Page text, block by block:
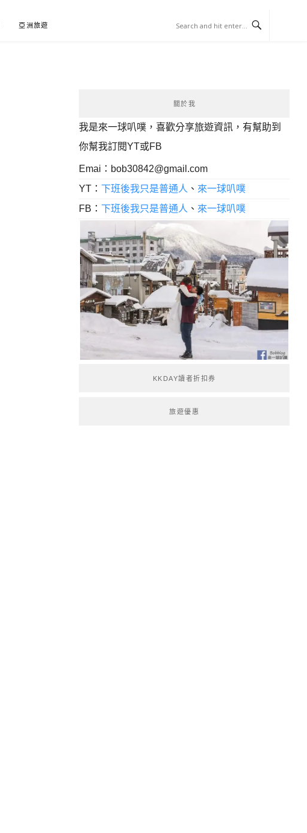
亞洲旅遊
關於我
我是來一球叭噗，喜歡分享旅遊資訊，有幫助到
你幫我訂閱YT或FB
Emai： bob30842@gmail.com
YT：下班後我只是普通人 、 來一球叭噗
FB：下班後我只是普通人 、 來一球叭噗
KKDAY讀者折扣券
旅遊優惠